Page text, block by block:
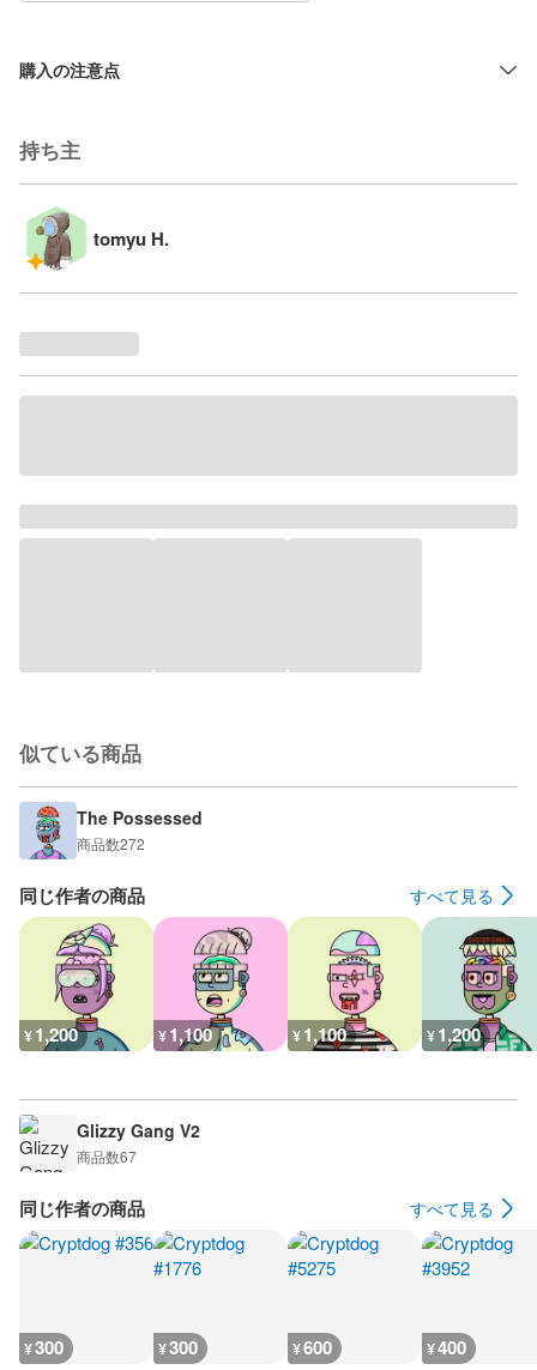
購入の注意点
持ち主
tomyu H.
似ている商品
The Possessed
商品数272
同じ作者の商品 すべて見る
¥1,200 ¥1,100 ¥1,100 ¥1,200
Glizzy Gang V2
商品数67
同じ作者の商品 すべて見る
¥300 ¥300 ¥600 ¥400